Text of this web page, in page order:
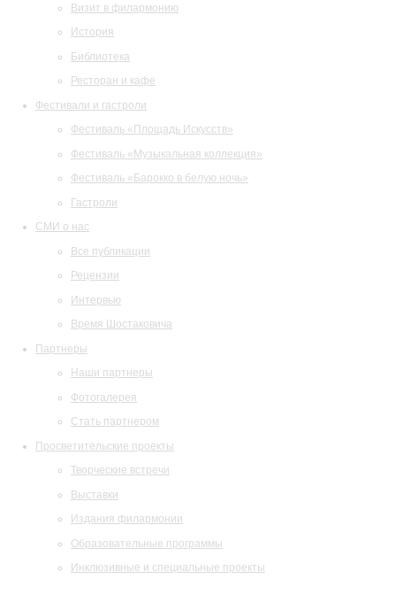
Визит в филармонию
История
Библиотека
Ресторан и кафе
Фестивали и гастроли
Фестиваль «Площадь Искусств»
Фестиваль «Музыкальная коллекция»
Фестиваль «Барокко в белую ночь»
Гастроли
СМИ о нас
Все публикации
Рецензии
Интервью
Время Шостаковича
Партнеры
Наши партнеры
Фотогалерея
Стать партнером
Просветительские проекты
Творческие встречи
Выставки
Издания филармонии
Образовательные программы
Инклюзивные и специальные проекты